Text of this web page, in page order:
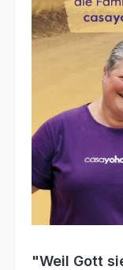
"Weil Gott